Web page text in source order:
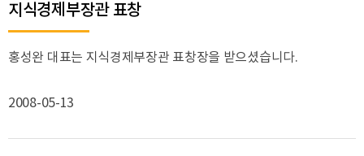
지식경제부장관 표창
홍성완 대표는 지식경제부장관 표창장을 받으셨습니다.
2008-05-13